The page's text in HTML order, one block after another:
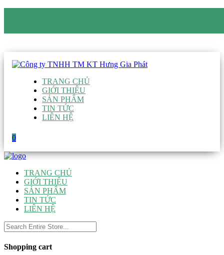
TRANG CHỦ
GIỚI THIỆU
SẢN PHẨM
TIN TỨC
LIÊN HỆ
0
TRANG CHỦ
GIỚI THIỆU
SẢN PHẨM
TIN TỨC
LIÊN HỆ
Shopping cart